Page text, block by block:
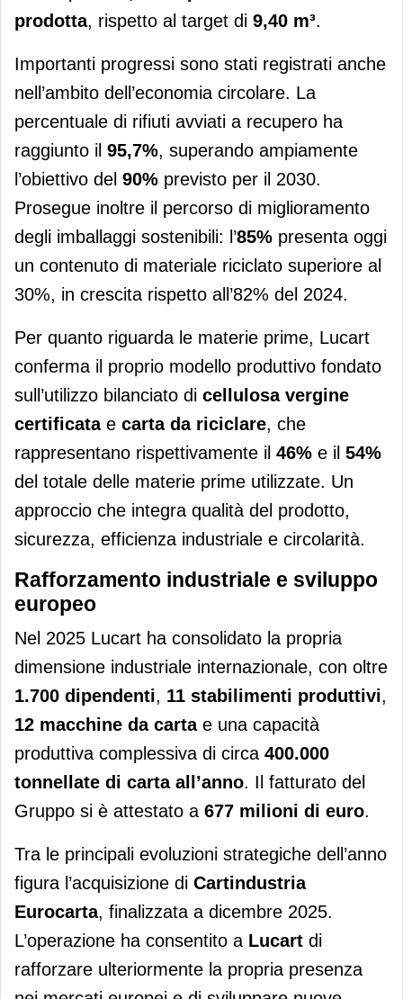
prodotta, rispetto al target di 9,40 m³.
Importanti progressi sono stati registrati anche
nell’ambito dell’economia circolare. La
percentuale di rifiuti avviati a recupero ha
raggiunto il 95,7%, superando ampiamente
l’obiettivo del 90% previsto per il 2030.
Prosegue inoltre il percorso di miglioramento
degli imballaggi sostenibili: l’85% presenta oggi
un contenuto di materiale riciclato superiore al
30%, in crescita rispetto all’82% del 2024.
Per quanto riguarda le materie prime, Lucart
conferma il proprio modello produttivo fondato
sull’utilizzo bilanciato di cellulosa vergine
certificatae carta da riciclare, che
rappresentano rispettivamente il 46% e il 54%
del totale delle materie prime utilizzate. Un
approccio che integra qualità del prodotto,
sicurezza, efficienza industriale e circolarità.
Rafforzamento industriale e sviluppo
europeo
Nel 2025 Lucart ha consolidato la propria
dimensione industriale internazionale, con oltre
1.700 dipendenti, 11 stabilimenti produttivi,
12 macchine da cartae una capacità
produttiva complessiva di circa 400.000
tonnellate di carta all’anno. Il fatturato del
Gruppo si è attestato a 677 milioni di euro.
Tra le principali evoluzioni strategiche dell’anno
figura l’acquisizione di Cartindustria
Eurocarta, finalizzata a dicembre 2025.
L’operazione ha consentito a Lucart di
rafforzare ulteriormente la propria presenza